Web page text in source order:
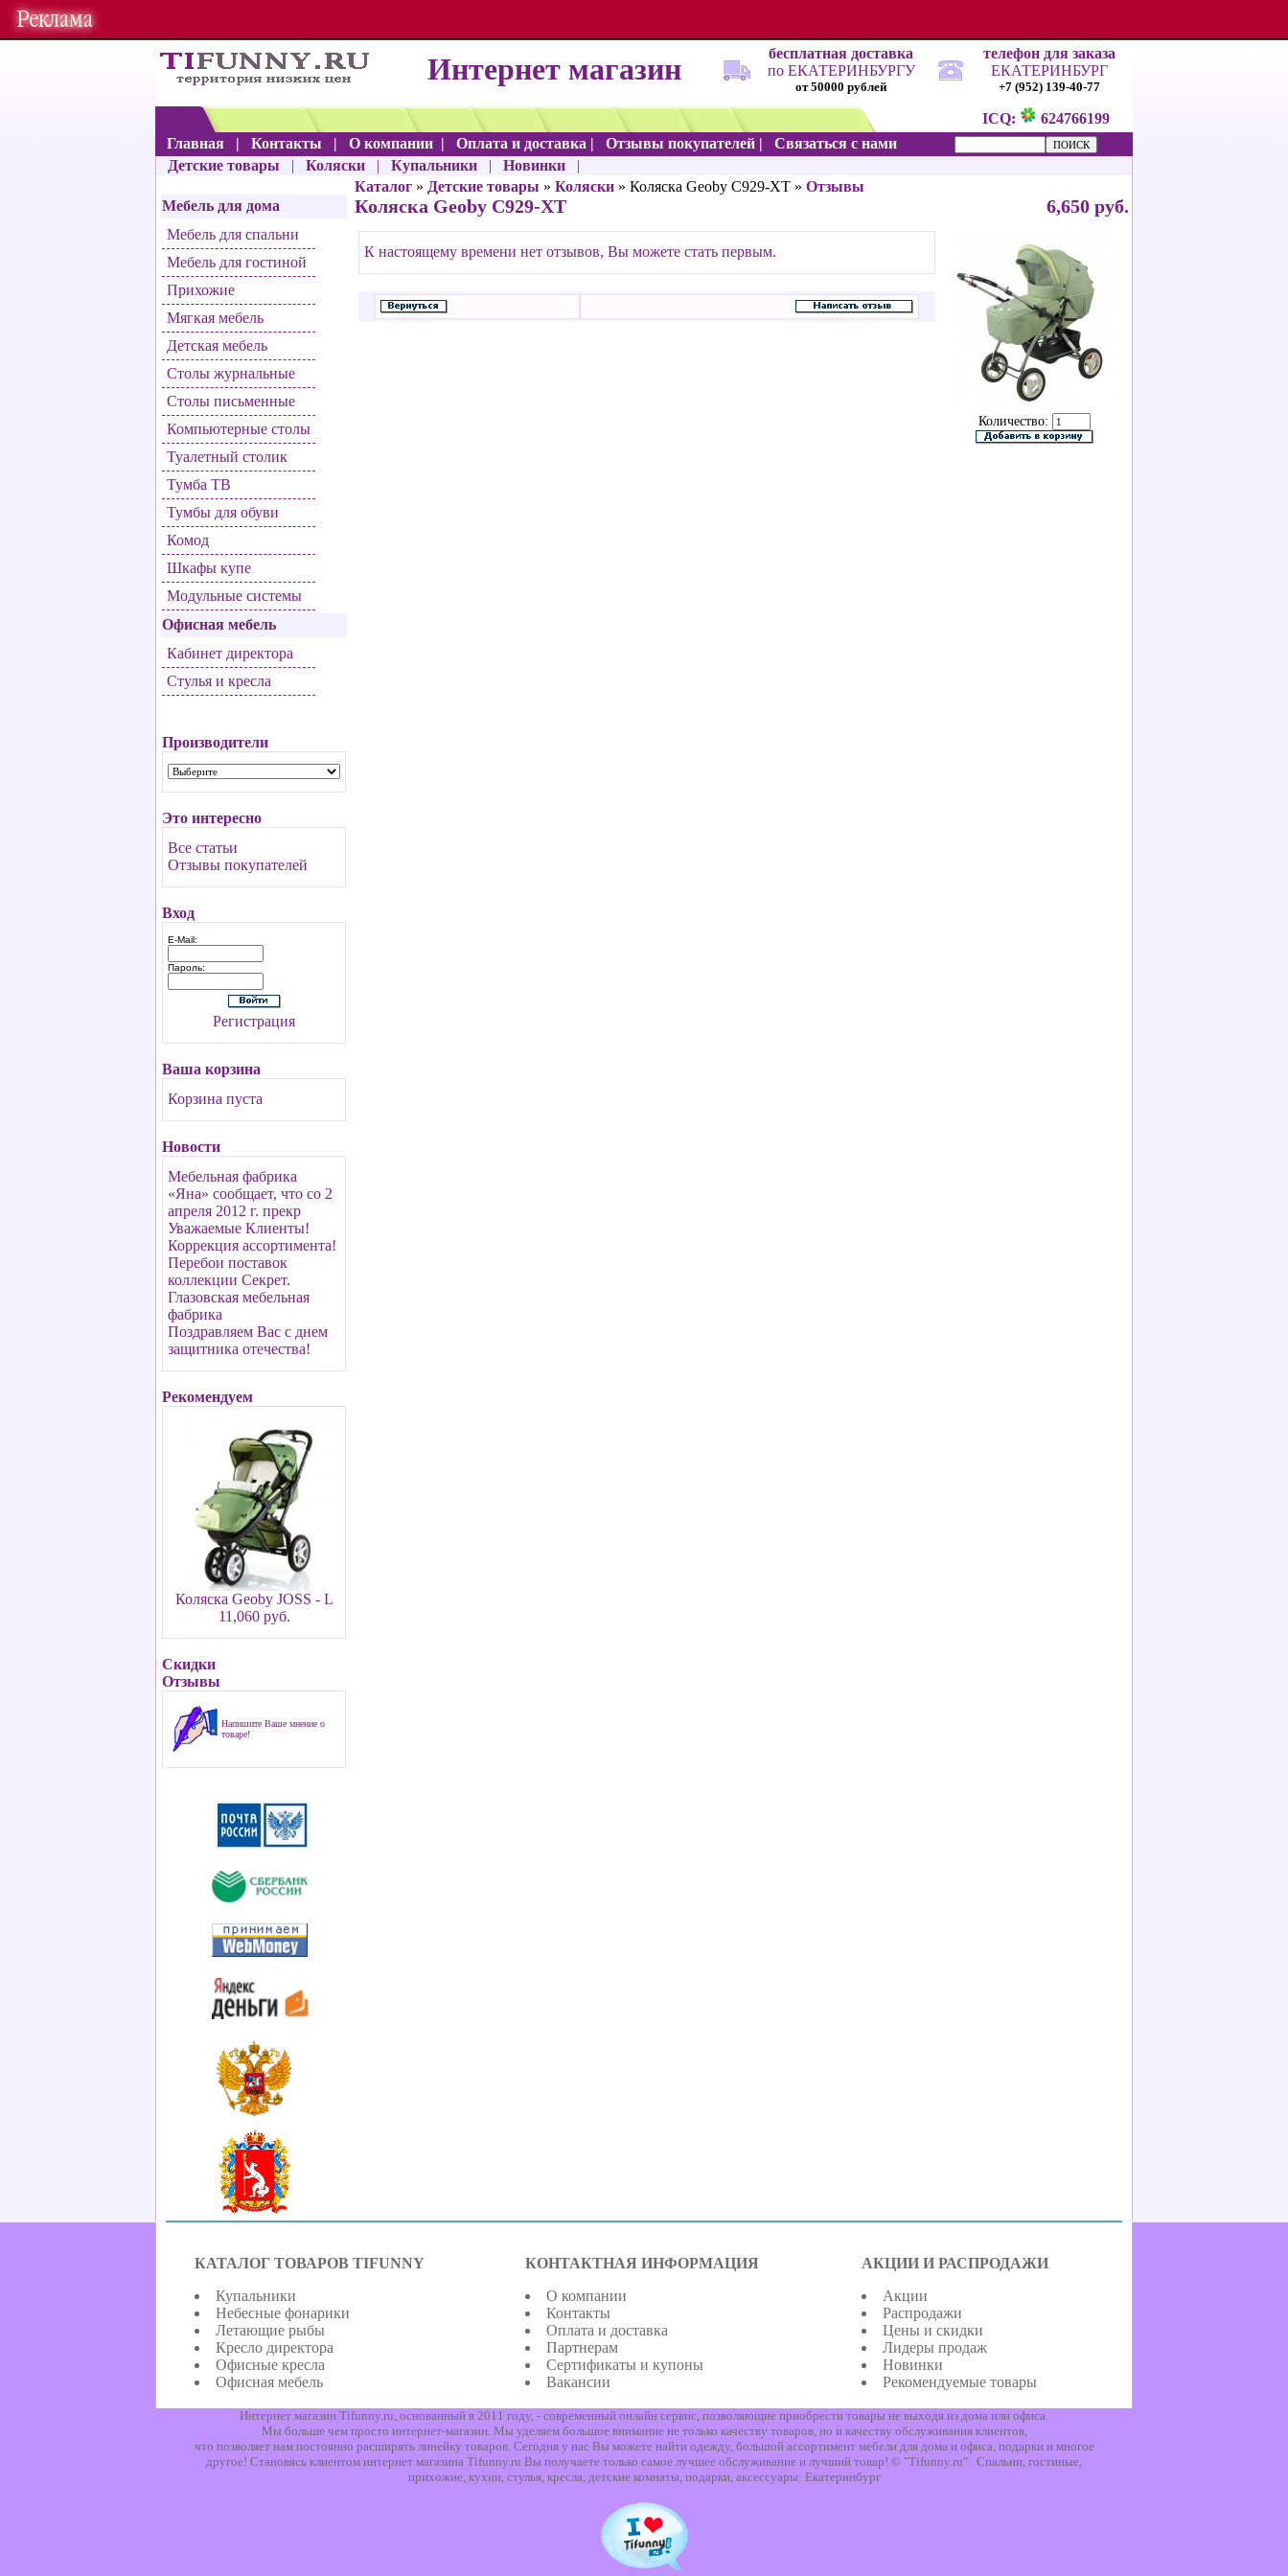
Интернет магазин
бесплатная доставка
по ЕКАТЕРИНБУРГУ
от 50000 рублей
телефон для заказа
ЕКАТЕРИНБУРГ
+7 (952) 139-40-77
ICQ:
624766199
Главная
| Контакты | О компании | Оплата и доставка | Отзывы покупателей |
Связаться с нами
Детские товары
| Коляски | Купальники | Новинки |
Мебель для дома
Мебель для спальни
Мебель для гостиной
Прихожие
Мягкая мебель
Детская мебель
Столы журнальные
Столы письменные
Компьютерные столы
Туалетный столик
Тумба ТВ
Тумбы для обуви
Комод
Шкафы купе
Модульные системы
Офисная мебель
Кабинет директора
Стулья и кресла
Производители
Это интересно
Все статьи
Отзывы покупателей
Вход
E-Mail:
Пароль:
Регистрация
Ваша корзина
Корзина пуста
Новости
Мебельная фабрика
«Яна» сообщает, что со 2
апреля 2012 г. прекр
Уважаемые Клиенты!
Коррекция ассортимента!
Перебои поставок
коллекции Секрет.
Глазовская мебельная
фабрика
Поздравляем Вас с днем
защитника отечества!
Рекомендуем
Коляска Geoby JOSS - L
11,060 руб.
Скидки
Отзывы
Напишите Ваше мнение о
товаре!
Каталог » Детские товары » Коляски » Коляска Geoby C929-XT » Отзывы
Коляска Geoby C929-XT 6,650 руб.
К настоящему времени нет отзывов, Вы можете стать первым.
Количество:
КАТАЛОГ ТОВАРОВ TIFUNNY
Купальники
Небесные фонарики
Летающие рыбы
Кресло директора
Офисные кресла
Офисная мебель
КОНТАКТНАЯ ИНФОРМАЦИЯ
О компании
Контакты
Оплата и доставка
Партнерам
Сертификаты и купоны
Вакансии
АКЦИИ И РАСПРОДАЖИ
Акции
Распродажи
Цены и скидки
Лидеры продаж
Новинки
Рекомендуемые товары
Интернет магазин Tifunny.ru, основанный в 2011 году, - современный онлайн сервис, позволяющие приобрести товары не выходя из дома или офиса.
Мы больше чем просто интернет-магазин. Мы уделяем большое внимание не только качеству товаров, но и качеству обслуживания клиентов,
что позволяет нам постоянно расширять линейку товаров. Сегодня у нас Вы можете найти одежду, большой ассортимент мебели для дома и офиса, подарки и многое
другое! Становясь клиентом интернет магазина Tifunny.ru Вы получаете только самое лучшее обслуживание и лучший товар! © "Tifunny.ru" Спальни, гостиные,
прихожие, кухни, стулья, кресла, детские комнаты, подарки, аксессуары: Екатеринбург